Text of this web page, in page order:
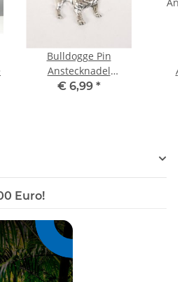
Bulldogge Pin
Anstecknadel
Anstecker Button
€ 6,99 *
Euro!